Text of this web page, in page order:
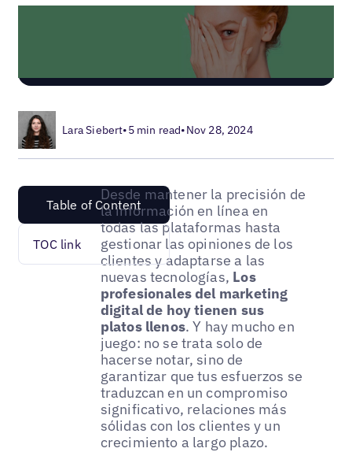
Lara Siebert•5 min read•Nov 28, 2024
Table of Content
TOC link
Desde mantener la precisión de
la información en línea en
todas las plataformas hasta
gestionar las opiniones de los
clientes y adaptarse a las
nuevas tecnologías, Los
profesionales del marketing
digital de hoy tienen sus
platos llenos. Y hay mucho en
juego: no se trata solo de
hacerse notar, sino de
garantizar que tus esfuerzos se
traduzcan en un compromiso
significativo, relaciones más
sólidas con los clientes y un
crecimiento a largo plazo.